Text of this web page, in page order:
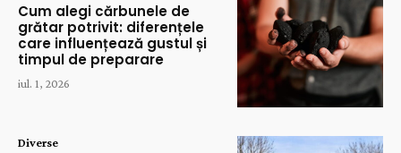
Cum alegi cărbunele de
grătar potrivit: diferențele
care influențează gustul și
timpul de preparare
iul. 1, 2026
Diverse